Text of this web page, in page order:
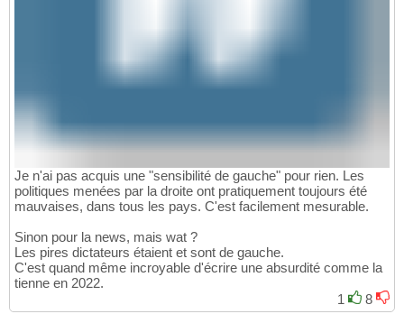
Je n'ai pas acquis une "sensibilité de gauche" pour rien. Les
politiques menées par la droite ont pratiquement toujours été
mauvaises, dans tous les pays. C'est facilement mesurable.
Sinon pour la news, mais wat ?
Les pires dictateurs étaient et sont de gauche.
C'est quand même incroyable d'écrire une absurdité comme la
tienne en 2022.
1
8